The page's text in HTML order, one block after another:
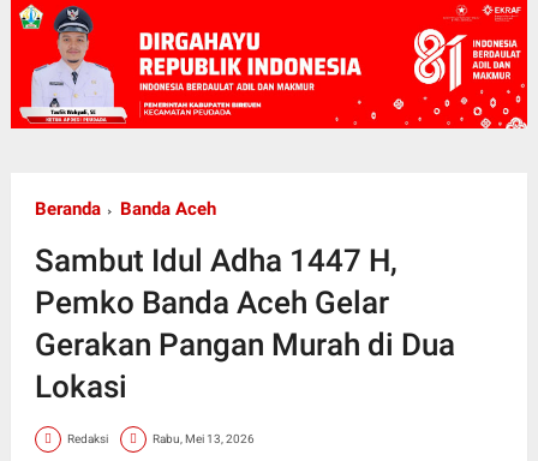
Beranda Banda Aceh
Sambut Idul Adha 1447 H,
Pemko Banda Aceh Gelar
Gerakan Pangan Murah di Dua
Lokasi
Redaksi Rabu, Mei 13, 2026